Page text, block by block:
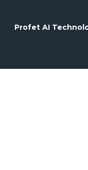
Profet AI